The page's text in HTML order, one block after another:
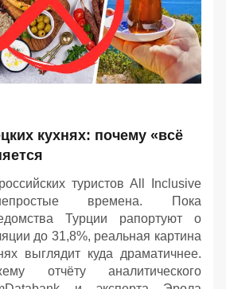
кухнях: почему «всё
туристов All Inclusive
времена. Пока
Турции рапортуют о
до 31,8%, реальная картина
выглядит куда драматичнее.
отчёту аналитического